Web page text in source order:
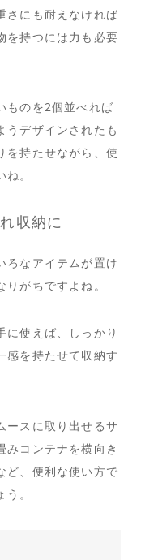
さにも耐えなければ
を持つには力も必要
ものを2個並べれば
うデザインされたも
を持たせながら、使
。
収納に
ろなアイテムが置け
がちですよね。
に使えば、しっかり
感を持たせて収納す
ースに取り出せるサ
みコンテナを横向き
ど、便利な使い方で
。